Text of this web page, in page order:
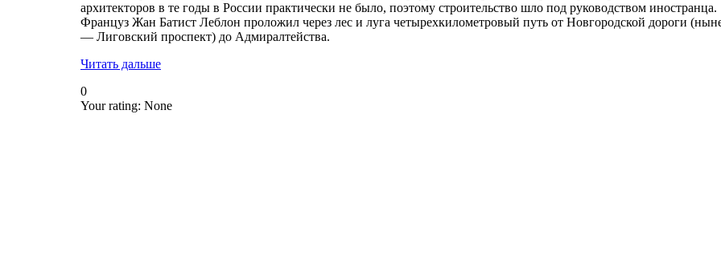
архитекторов в те годы в России практически не было, поэтому строительство шло под руководством иностранца.
Француз Жан Батист Леблон проложил через лес и луга четырехкилометровый путь от Новгородской дороги
— Лиговский проспект) до Адмиралтейства.
Читать дальше
0
Your rating: None